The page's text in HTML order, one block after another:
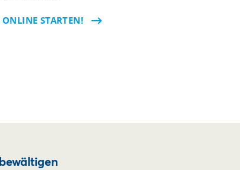
ONLINE STARTEN!